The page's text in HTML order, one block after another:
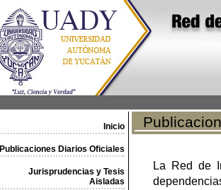
Inicio
Publicaciones Diarios Oficiales
Jurisprudencias y Tesis
Aisladas
La Red de